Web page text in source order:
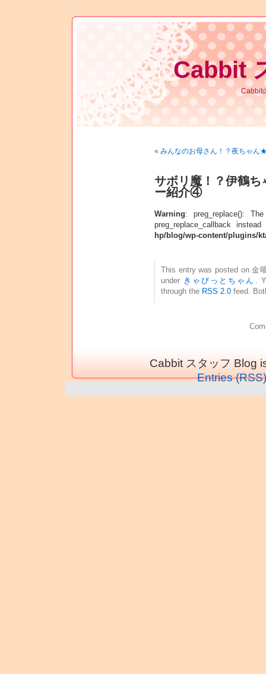
Cabbit
Cabbit
« みんなのお母さん！？夜ちゃ
サボリ魔！？伊鶴ち
ー紹介④
Warning: preg_replace():
preg_replace_callback
hp/blog/wp-content/plugins/
This entry was posted on 金
under きゃびっとちゃん .
through the RSS 2.0 feed.
Cabbit スタッフ Blog
Entries (RSS)